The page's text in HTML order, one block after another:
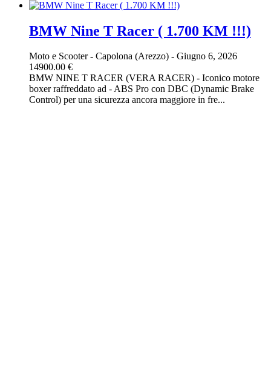
BMW Nine T Racer ( 1.700 KM !!!)
Moto e Scooter- Capolona (Arezzo) - Giugno 6, 2026
14900.00 €
BMW NINE T RACER (VERA RACER) - Iconico motore
boxer raffreddato ad - ABS Pro con DBC (Dynamic Brake
Control) per una sicurezza ancora maggiore in fre...